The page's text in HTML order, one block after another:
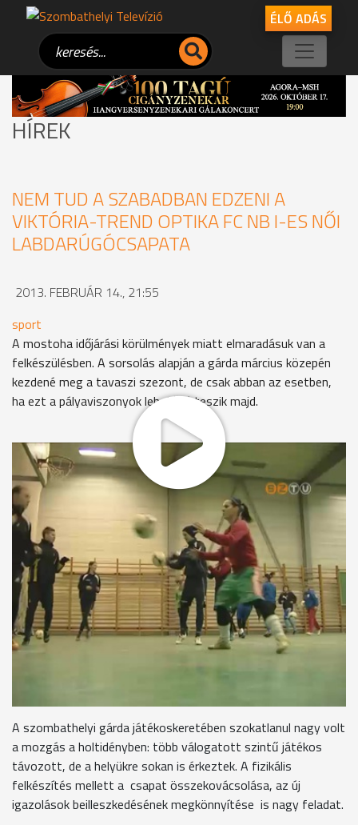
ÉLŐ ADÁS
HÍREK
NEM TUD A SZABADBAN EDZENI A
VIKTÓRIA-TREND OPTIKA FC NB I-ES NŐI
LABDARÚGÓCSAPATA
2013. FEBRUÁR 14., 21:55
sport
A mostoha időjárási körülmények miatt elmaradásuk van a
felkészülésben. A sorsolás alapján a gárda március közepén
kezdené meg a tavaszi szezont, de csak abban az esetben,
ha ezt a pályaviszonyok lehetővé teszik majd.
Február közepén már az alapozás végén jár a legtöbb
labdarúgócsapat. Ehhez képest a Viktória együttesére még
komoly munka vár, ugyanis a havazás, a hideg időjárás miatt
a játékosok nem tudtak a szabadban edzeni, futni. A fűtetlen
tornateremben tartott tréningek során erősítést nem igen
lehet végezni.
Iszak Gábor vezetőedző, Viktória-Trend Optika KC
"Nem éppen ideálisak a feltételek, sajnos teremben kell
edzenünk. Ebben az időszakban már be kellene fejezni a
fizikális felkészítést, most ennek mi a közepén járunk. Úgy
gondolom, hogy most kicsit el vagyunk maradva a
felkészülésben. Ezt szeretnénk pótolni. Még jó egy hónapunk
A szombathelyi gárda játékoskeretében szokatlanul nagy volt
a mozgás a holtidényben: több válogatott szintű játékos
távozott, de a helyükre sokan is érkeztek. A fizikális
felkészítés mellett a csapat összekovácsolása, az új
igazolások beilleszkedésének megkönnyítése is nagy feladat.